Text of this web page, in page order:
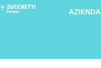
AZIENDA